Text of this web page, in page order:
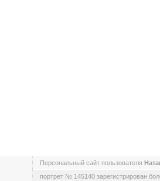
Персональный сайт пользователя
портрет № 145140 зарегистрирован